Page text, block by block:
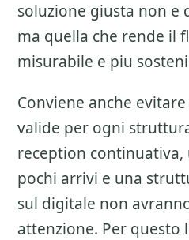
soluzione giusta non e
ma quella che rende il
misurabile e piu
Conviene anche
valide per ogni
reception
pochi arrivi e una
sul digitale non
attenzione. Per questo